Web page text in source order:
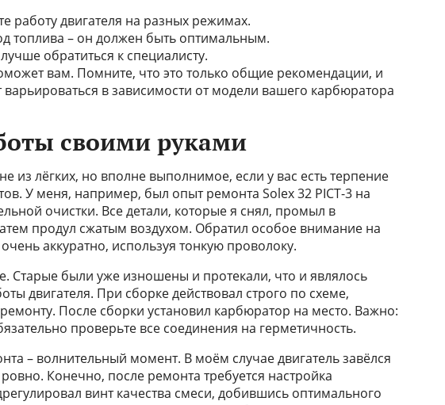
работу двигателя на разных режимах.
топлива – он должен быть оптимальным.
обратиться к специалисту.
вам. Помните, что это только общие рекомендации, и
варьироваться в зависимости от модели вашего карбюратора
своими руками
из лёгких, но вполне выполнимое, если у вас есть терпение
У меня, например, был опыт ремонта Solex 32 PICT-3 на
очистки. Все детали, которые я снял, промыл в
продул сжатым воздухом. Обратил особое внимание на
аккуратно, используя тонкую проволоку.
Старые были уже изношены и протекали, что и являлось
двигателя. При сборке действовал строго по схеме,
После сборки установил карбюратор на место. Важно:
проверьте все соединения на герметичность.
– волнительный момент. В моём случае двигатель завёлся
Конечно, после ремонта требуется настройка
винт качества смеси, добившись оптимального